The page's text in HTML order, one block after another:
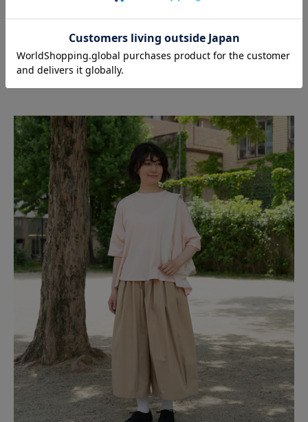
トップスとしてはもちろん、カーディガンとしても着用できるのでコーデ